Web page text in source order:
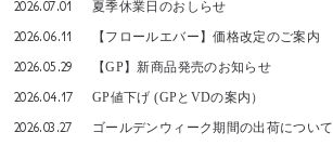
2026.07.01 夏季休業日のおしらせ
2026.06.11 【フロールエバー】価格改定のご案内
2026.05.29 【GP】新商品発売のお知らせ
2026.04.17 GP値下げ (GPとVDの案内）
2026.03.27 ゴールデンウィーク期間の出荷について